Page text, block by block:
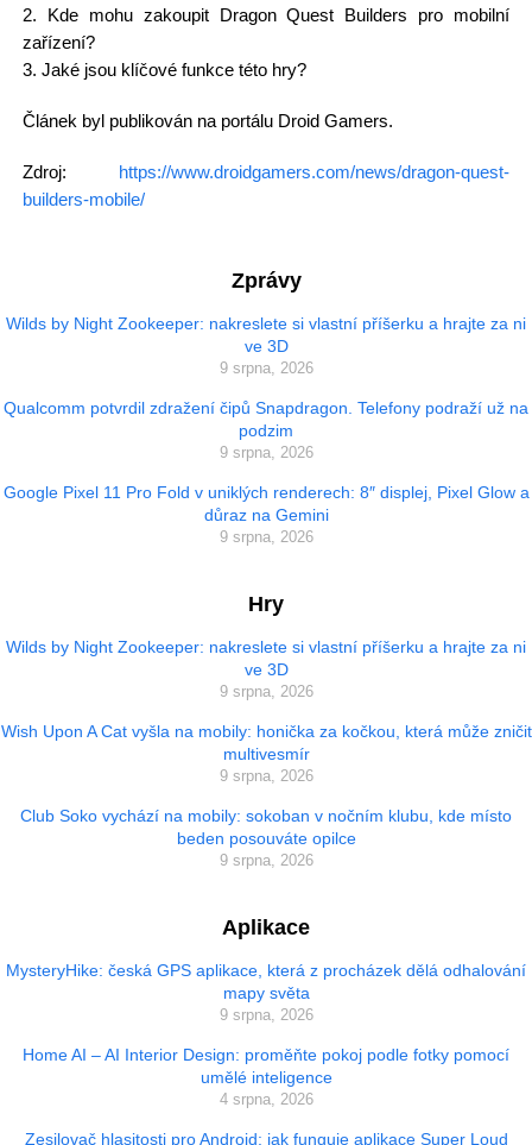
2. Kde mohu zakoupit Dragon Quest Builders pro mobilní
zařízení?
3. Jaké jsou klíčové funkce této hry?
Článek byl publikován na portálu Droid Gamers.
Zdroj: https://www.droidgamers.com/news/dragon-quest-
builders-mobile/
Zprávy
Wilds by Night Zookeeper: nakreslete si vlastní příšerku a hrajte za ni
ve 3D
9 srpna, 2026
Qualcomm potvrdil zdražení čipů Snapdragon. Telefony podraží už na
podzim
9 srpna, 2026
Google Pixel 11 Pro Fold v uniklých renderech: 8″ displej, Pixel Glow a
důraz na Gemini
9 srpna, 2026
Hry
Wilds by Night Zookeeper: nakreslete si vlastní příšerku a hrajte za ni
ve 3D
9 srpna, 2026
Wish Upon A Cat vyšla na mobily: honička za kočkou, která může zničit
multivesmír
9 srpna, 2026
Club Soko vychází na mobily: sokoban v nočním klubu, kde místo
beden posouváte opilce
9 srpna, 2026
Aplikace
MysteryHike: česká GPS aplikace, která z procházek dělá odhalování
mapy světa
9 srpna, 2026
Home AI – AI Interior Design: proměňte pokoj podle fotky pomocí
umělé inteligence
4 srpna, 2026
Zesilovač hlasitosti pro Android: jak funguje aplikace Super Loud